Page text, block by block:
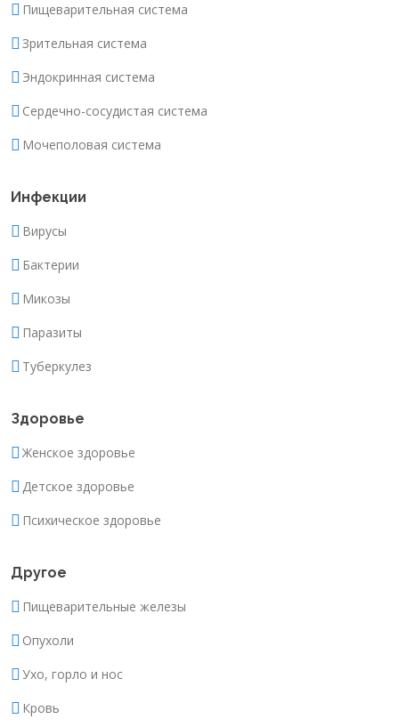
Пищеварительная система
Зрительная система
Эндокринная система
Сердечно-сосудистая система
Мочеполовая система
Инфекции
Вирусы
Бактерии
Микозы
Паразиты
Туберкулез
Здоровье
Женское здоровье
Детское здоровье
Психическое здоровье
Другое
Пищеварительные железы
Опухоли
Ухо, горло и нос
Кровь